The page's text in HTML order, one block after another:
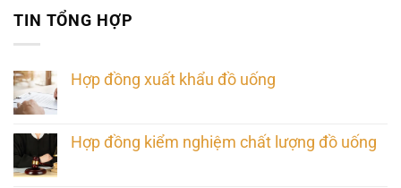
TIN TỔNG HỢP
Hợp đồng xuất khẩu đồ uống
Hợp đồng kiểm nghiệm chất lượng đồ uống